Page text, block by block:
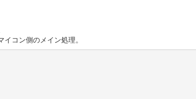
コン側のメイン処理。